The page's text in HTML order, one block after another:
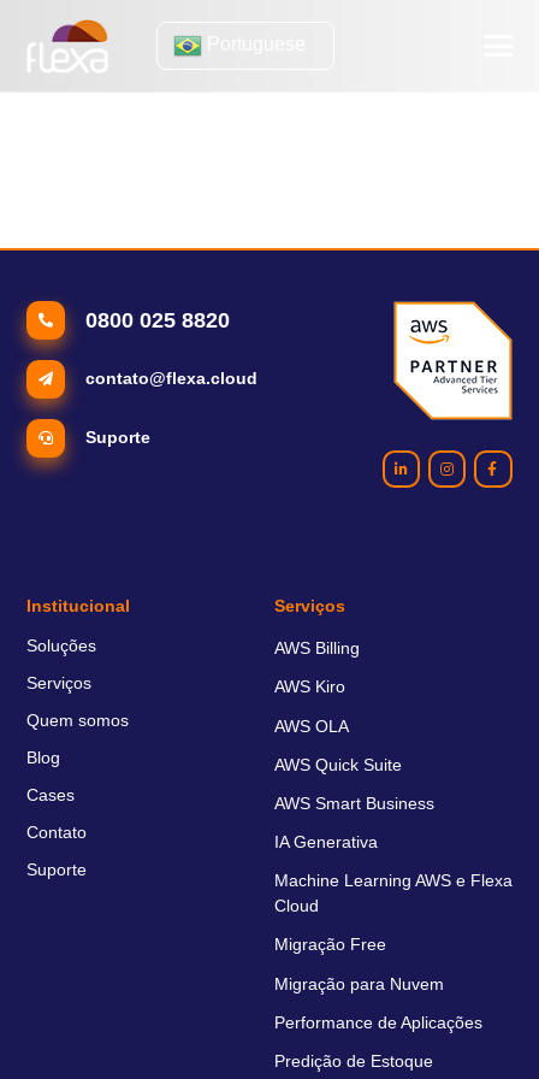
0800 025 8820
contato@flexa.cloud
Suporte
Institucional
Soluções
Serviços
Quem somos
Blog
Cases
Contato
Suporte
Serviços
AWS Billing
AWS Kiro
AWS OLA
AWS Quick Suite
AWS Smart Business
IA Generativa
Machine Learning AWS e Flexa
Cloud
Migração Free
Migração para Nuvem
Performance de Aplicações
Predição de Estoque